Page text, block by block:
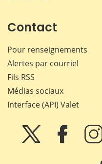
Contact
Pour renseignements
Alertes par courriel
Fils RSS
Médias sociaux
Interface (API) Valet